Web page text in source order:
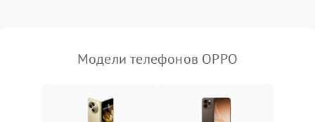
Модели телефонов OPPO